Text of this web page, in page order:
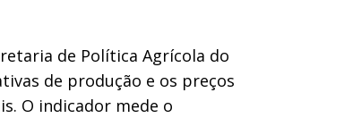
de Política Agrícola do
de produção e os preços
O indicador mede o